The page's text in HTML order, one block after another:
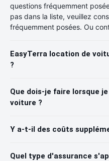
questions fréquemment
pas dans la liste, veuillez
fréquemment posées. Ou
EasyTerra location de
?
Que dois-je faire lorsque
voiture ?
Y a-t-il des coûts
Quel type d'assurance